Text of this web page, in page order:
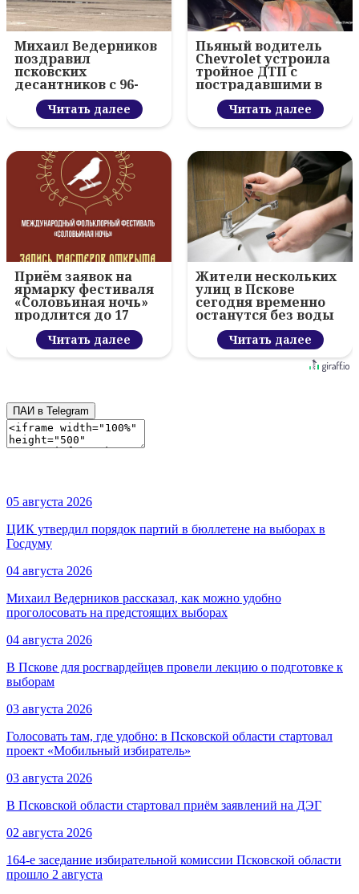
Михаил Ведерников
поздравил
псковских
десантников с 96-
летием ВДВ и
вручил награды
Читать далее
Пьяный водитель
Chevrolet устроила
тройное ДТП с
пострадавшими в
Пскове
Читать далее
Приём заявок на
ярмарку фестиваля
«Соловьиная ночь»
продлится до 17
августа
Читать далее
Жители нескольких
улиц в Пскове
сегодня временно
останутся без воды
Читать далее
ПАИ в Telegram
05 августа 2026
ЦИК утвердил порядок партий в бюллетене на выборах в
Госдуму
04 августа 2026
Михаил Ведерников рассказал, как можно удобно
проголосовать на предстоящих выборах
04 августа 2026
В Пскове для росгвардейцев провели лекцию о подготовке к
выборам
03 августа 2026
Голосовать там, где удобно: в Псковской области стартовал
проект «Мобильный избиратель»
03 августа 2026
В Псковской области стартовал приём заявлений на ДЭГ
02 августа 2026
164-е заседание избирательной комиссии Псковской области
прошло 2 августа